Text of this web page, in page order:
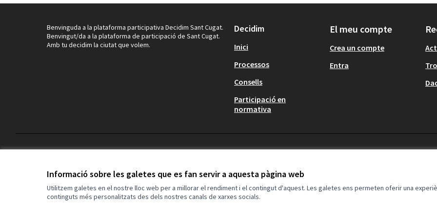
Informació sobre les galetes que es fan servir a aquesta pàgina web
Utilitzem galetes en el nostre lloc web per a millorar el rendiment i el contingut d'aquest. Les galetes ens permeten oferir una
continguts més personalitzats des dels nostres canals de xarxes socials.
Benvinguda a la plataforma participativa Decidim Sant Cugat.
Benvingut/da a la plataforma de participació de Sant Cugat.
Amb tu decidim la ciutat que volem.
Decidim
Inici
Processos
Consells
Participació en
normativa
El meu compte
Crea un compte
Entra
(Enllaç extern)